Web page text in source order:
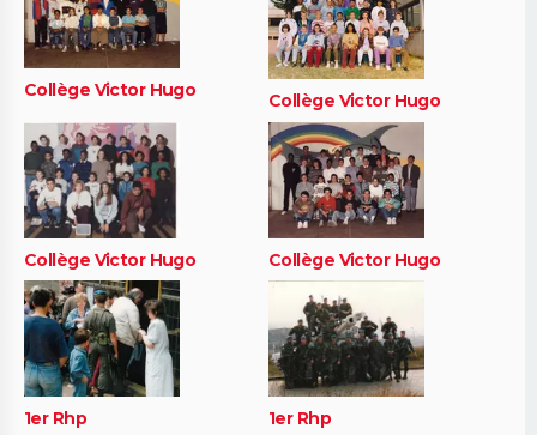
Collège Victor Hugo Collège Victor Hugo
Collège Victor Hugo Collège Victor Hugo
1er Rhp 1er Rhp